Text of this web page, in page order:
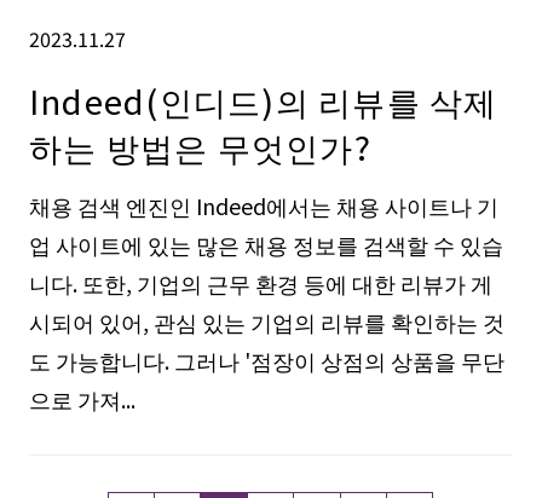
2023.11.27
Indeed(인디드)의 리뷰를 삭제
하는 방법은 무엇인가?
채용 검색 엔진인 Indeed에서는 채용 사이트나 기
업 사이트에 있는 많은 채용 정보를 검색할 수 있습
니다. 또한, 기업의 근무 환경 등에 대한 리뷰가 게
시되어 있어, 관심 있는 기업의 리뷰를 확인하는 것
도 가능합니다. 그러나 '점장이 상점의 상품을 무단
으로 가져...